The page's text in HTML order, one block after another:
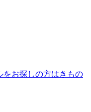
をお探しの方はきもの